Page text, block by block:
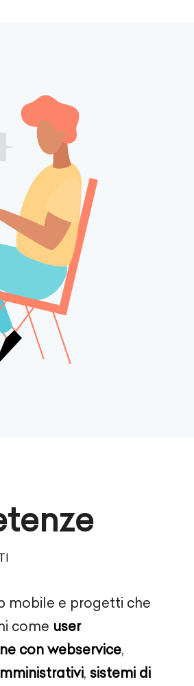
mobile e progetti che
come user
con webservice,
, sistemi di